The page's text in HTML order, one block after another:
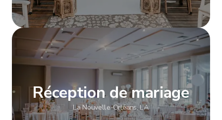
Afficher plus
Réception de mariage
La Nouvelle-Orléans, LA